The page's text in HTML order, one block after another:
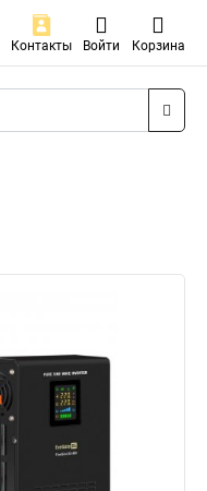
Контакты Войти Корзина